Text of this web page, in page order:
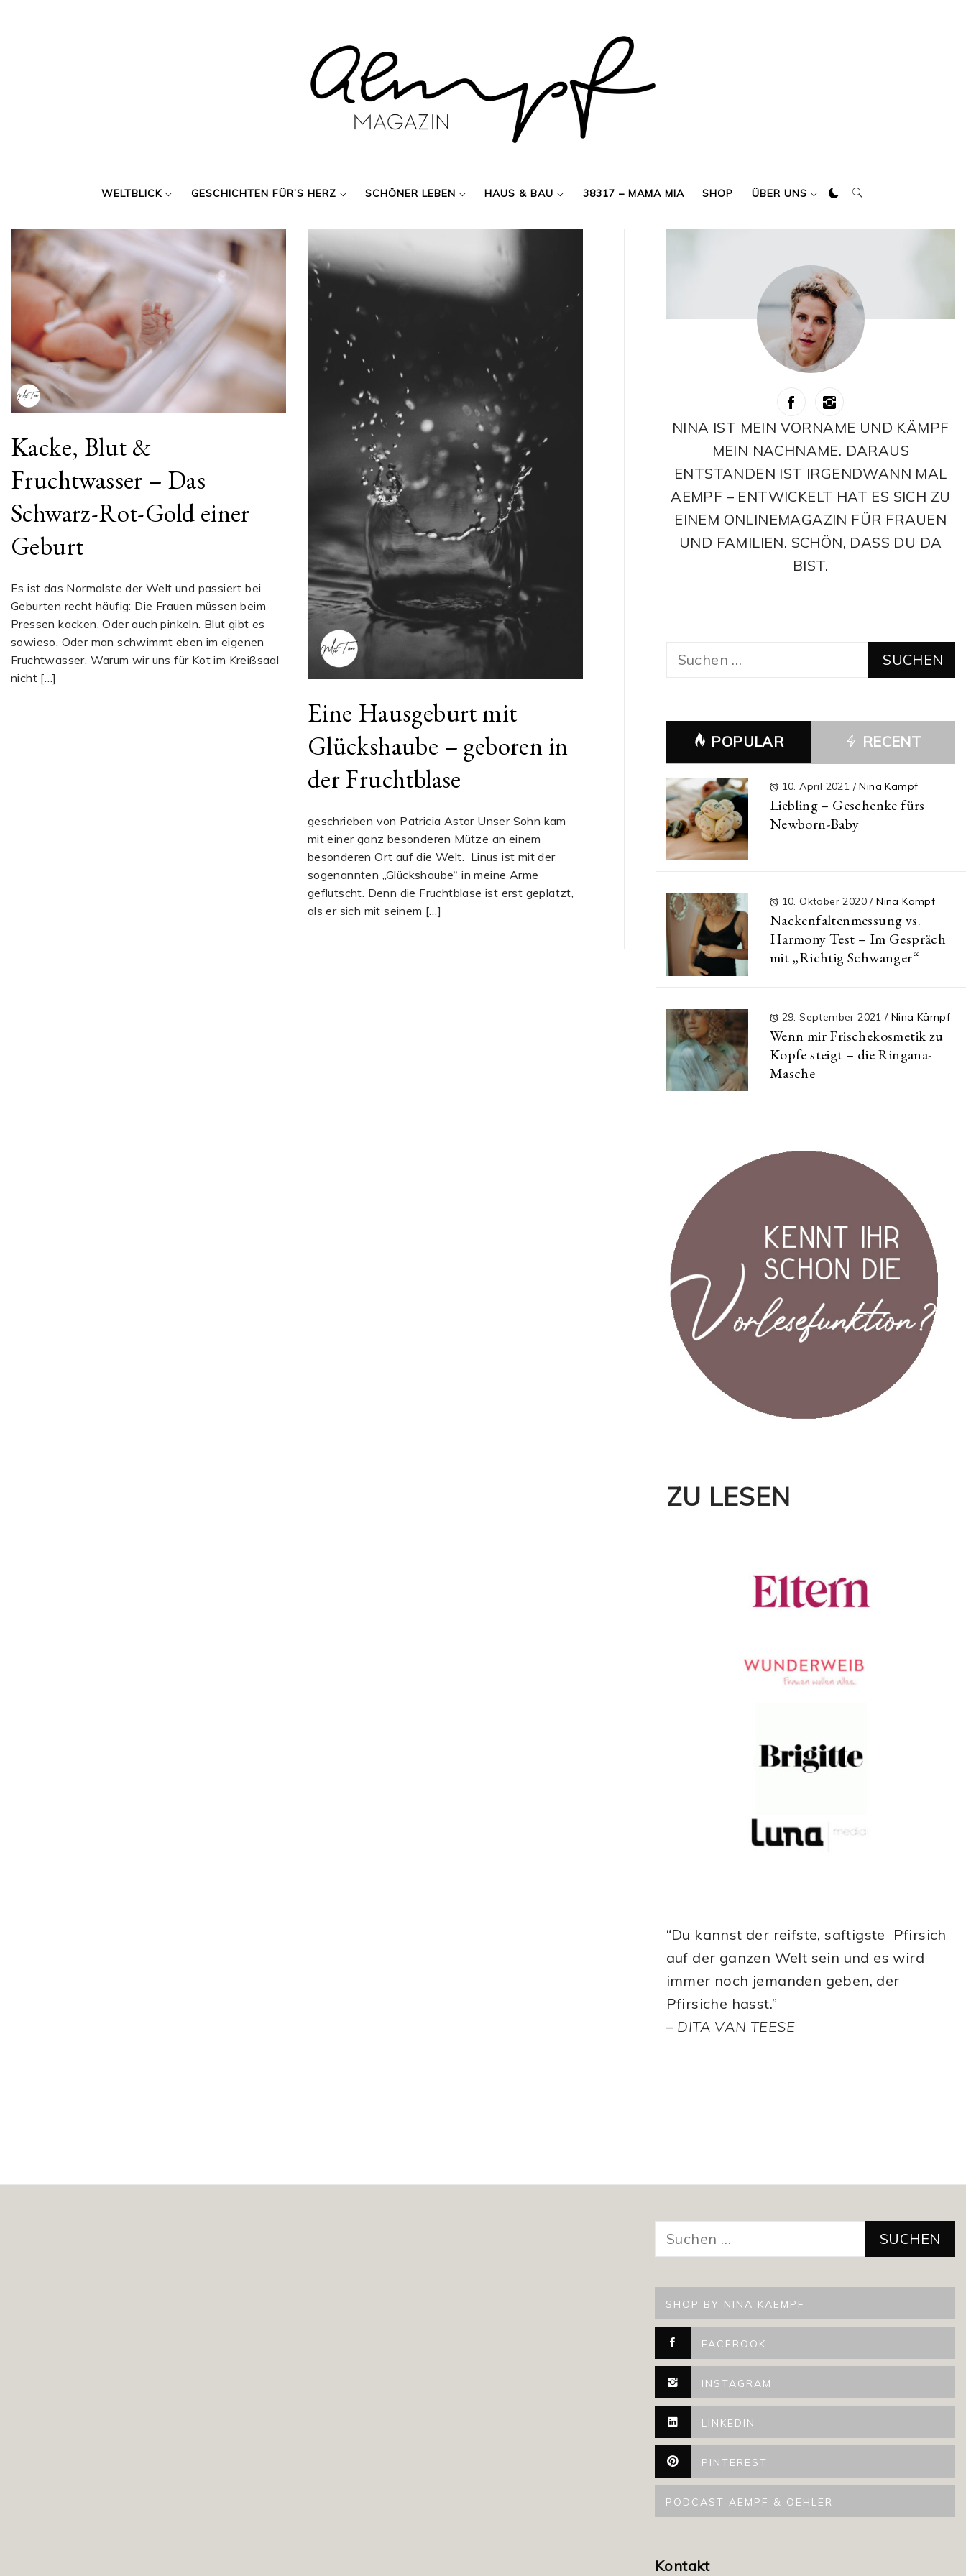
WELTBLICK GESCHICHTEN FÜR’S HERZ SCHÖNER LEBEN HAUS & BAU 38317 – MAMA MIA SHOP ÜBER UNS
Kacke, Blut &
Fruchtwasser – Das
Schwarz-Rot-Gold einer
Geburt
Es ist das Normalste der Welt und passiert bei
Geburten recht häufig: Die Frauen müssen beim
Pressen kacken. Oder auch pinkeln. Blut gibt es
sowieso. Oder man schwimmt eben im eigenen
Fruchtwasser. Warum wir uns für Kot im Kreißsaal
nicht […]
Eine Hausgeburt mit
Glückshaube – geboren in
der Fruchtblase
geschrieben von Patricia Astor Unser Sohn kam
mit einer ganz besonderen Mütze an einem
besonderen Ort auf die Welt. Linus ist mit der
sogenannten „Glückshaube“ in meine Arme
geflutscht. Denn die Fruchtblase ist erst geplatzt,
als er sich mit seinem […]
NINA IST MEIN VORNAME UND KÄMPF
MEIN NACHNAME. DARAUS
ENTSTANDEN IST IRGENDWANN MAL
AEMPF – ENTWICKELT HAT ES SICH ZU
EINEM ONLINEMAGAZIN FÜR FRAUEN
UND FAMILIEN. SCHÖN, DASS DU DA
BIST.
Suchen
POPULAR RECENT
10. April 2021 / Nina Kämpf
Liebling – Geschenke fürs
Newborn-Baby
10. Oktober 2020/ Nina Kämpf
Nackenfaltenmessung vs.
Harmony Test – Im Gespräch
mit „Richtig Schwanger“
29. September 2021/ Nina Kämpf
Wenn mir Frischekosmetik zu
Kopfe steigt – die Ringana-
Masche
ZU LESEN
“Du kannst der reifste, saftigste Pfirsich
auf der ganzen Welt sein und es wird
immer noch jemanden geben, der
Pfirsiche hasst.”
– DITA VAN TEESE
nach:
SHOP BY NINA KAEMPF
FACEBOOK
INSTAGRAM
LINKEDIN
PINTEREST
PODCAST AEMPF & OEHLER
Kontakt